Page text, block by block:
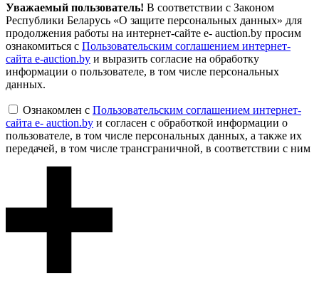
Уважаемый пользователь! В соответствии с Законом
Республики Беларусь «О защите персональных данных» для
продолжения работы на интернет-сайте e- auction.by просим
ознакомиться с Пользовательским соглашением интернет-
сайта e-auction.by и выразить согласие на обработку
информации о пользователе, в том числе персональных
данных.
Ознакомлен с Пользовательским соглашением интернет-
сайта e- auction.by и согласен с обработкой информации о
пользователе, в том числе персональных данных, а также их
передачей, в том числе трансграничной, в соответствии с ним